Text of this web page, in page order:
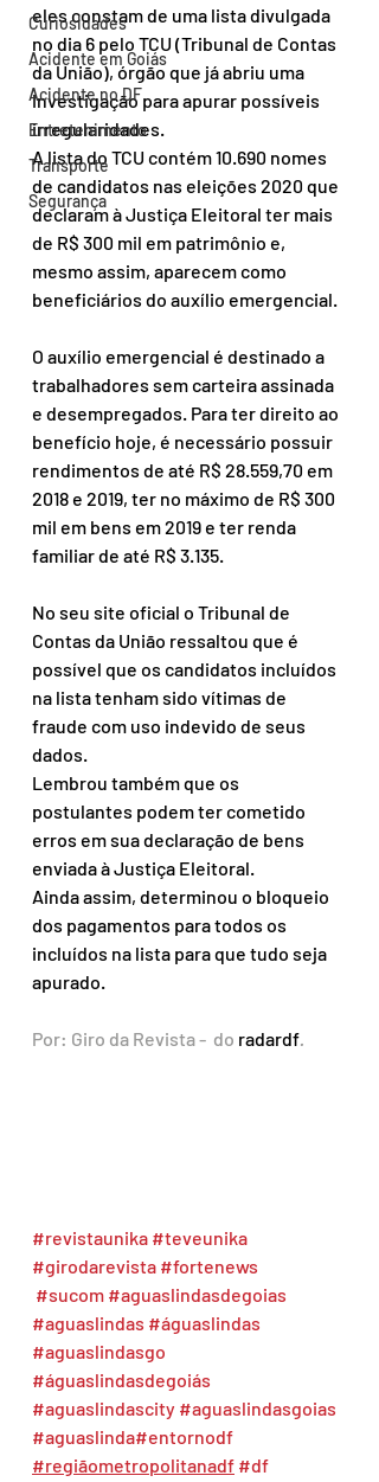
Curiosidades
Acidente em Goiás
Acidente no DF
Entretenimento
Transporte
Segurança
eles constam de uma lista divulgada
no dia 6 pelo TCU (Tribunal de Contas
da União), órgão que já abriu uma
investigação para apurar possíveis
irregularidades.
A lista do TCU contém 10.690 nomes
de candidatos nas eleições 2020 que
declaram à Justiça Eleitoral ter mais
de R$ 300 mil em patrimônio e,
mesmo assim, aparecem como
beneficiários do auxílio emergencial.
O auxílio emergencial é destinado a
trabalhadores sem carteira assinada
e desempregados. Para ter direito ao
benefício hoje, é necessário possuir
rendimentos de até R$ 28.559,70 em
2018 e 2019, ter no máximo de R$ 300
mil em bens em 2019 e ter renda
familiar de até R$ 3.135.
No seu site oficial o Tribunal de
Contas da União ressaltou que é
possível que os candidatos incluídos
na lista tenham sido vítimas de
fraude com uso indevido de seus
dados.
Lembrou também que os
postulantes podem ter cometido
erros em sua declaração de bens
enviada à Justiça Eleitoral.
Ainda assim, determinou o bloqueio
dos pagamentos para todos os
incluídos na lista para que tudo seja
apurado.
Por: Giro da Revista -  do radardf.
#revistaunika #teveunika
#girodarevista #fortenews
#sucom #aguaslindasdegoias
#aguaslindas #águaslindas
#aguaslindasgo
#águaslindasdegoiás
#aguaslindascity #aguaslindasgoias
#aguaslinda#entornodf
#regiãometropolitanadf #df